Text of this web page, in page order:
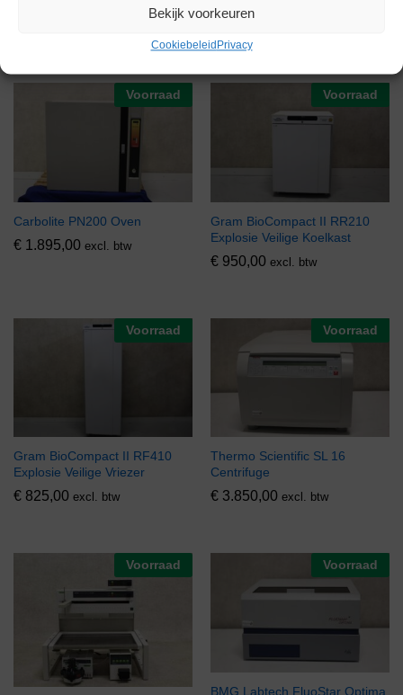
Bekijk voorkeuren
Cookiebeleid Privacy
€1.295,00
Voorraad
Carbolite PN200 Oven
€ 1.895,00 excl. btw
Voorraad
Gram BioCompact II RR210
Explosie Veilige Koelkast
€ 950,00 excl. btw
Voorraad
Gram BioCompact II RF410
Explosie Veilige Vriezer
€ 825,00 excl. btw
Voorraad
Thermo Scientific SL 16
Centrifuge
€ 3.850,00 excl. btw
Voorraad Voorraad
BMG Labtech FluoStar Optima